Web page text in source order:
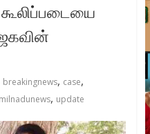
breakingnews, case,
, update